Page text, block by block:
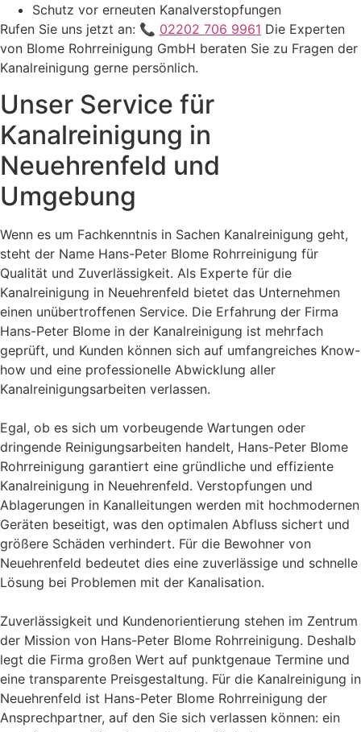
Schutz vor erneuten Kanalverstopfungen
Rufen Sie uns jetzt an: 📞 02202 706 9961 Die Experten
von Blome Rohrreinigung GmbH beraten Sie zu Fragen der
Kanalreinigung gerne persönlich.
Unser Service für
Kanalreinigung in
Neuehrenfeld und
Umgebung
Wenn es um Fachkenntnis in Sachen Kanalreinigung geht,
steht der Name Hans-Peter Blome Rohrreinigung für
Qualität und Zuverlässigkeit. Als Experte für die
Kanalreinigung in Neuehrenfeld bietet das Unternehmen
einen unübertroffenen Service. Die Erfahrung der Firma
Hans-Peter Blome in der Kanalreinigung ist mehrfach
geprüft, und Kunden können sich auf umfangreiches Know-
how und eine professionelle Abwicklung aller
Kanalreinigungsarbeiten verlassen.
Egal, ob es sich um vorbeugende Wartungen oder
dringende Reinigungsarbeiten handelt, Hans-Peter Blome
Rohrreinigung garantiert eine gründliche und effiziente
Kanalreinigung in Neuehrenfeld. Verstopfungen und
Ablagerungen in Kanalleitungen werden mit hochmodernen
Geräten beseitigt, was den optimalen Abfluss sichert und
größere Schäden verhindert. Für die Bewohner von
Neuehrenfeld bedeutet dies eine zuverlässige und schnelle
Lösung bei Problemen mit der Kanalisation.
Zuverlässigkeit und Kundenorientierung stehen im Zentrum
der Mission von Hans-Peter Blome Rohrreinigung. Deshalb
legt die Firma großen Wert auf punktgenaue Termine und
eine transparente Preisgestaltung. Für die Kanalreinigung in
Neuehrenfeld ist Hans-Peter Blome Rohrreinigung der
Ansprechpartner, auf den Sie sich verlassen können: ein